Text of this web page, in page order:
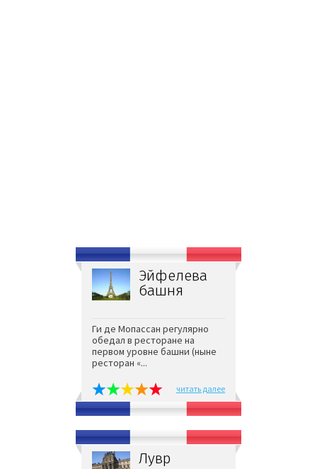
Эйфелева
башня
Ги де Мопассан регулярно
обедал в ресторане на
первом уровне башни (ныне
ресторан «...
читать далее
Лувр